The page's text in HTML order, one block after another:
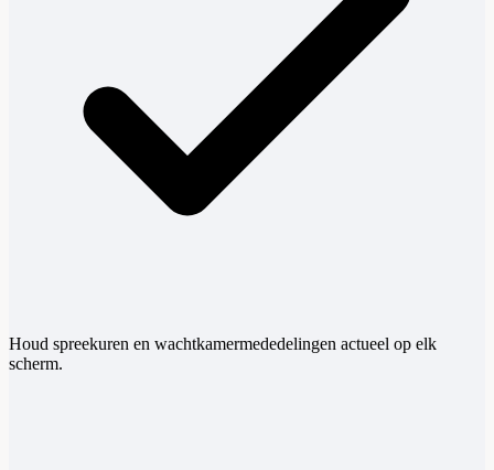
Houd spreekuren en wachtkamermededelingen actueel op elk
scherm.